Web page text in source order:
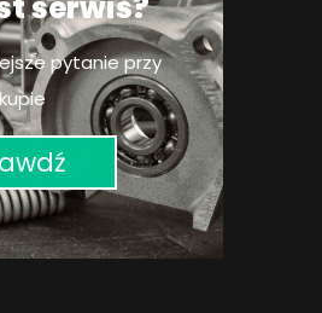
pytanie przy